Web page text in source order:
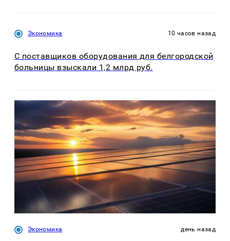
Экономика 10 часов назад
С поставщиков оборудования для белгородской
больницы взыскали 1,2 млрд руб.
Экономика день назад